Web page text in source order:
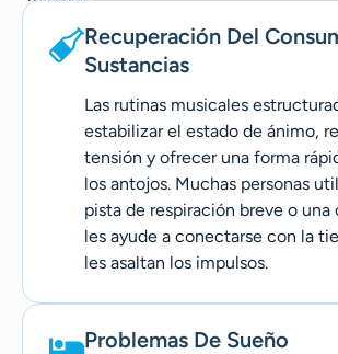
Recuperación Del
Sustancias
Las rutinas musicales
estabilizar el estado de ánimo,
tensión y ofrecer una forma
los antojos. Muchas personas
pista de respiración breve o
les ayude a conectarse con la
les asaltan los impulsos.
Problemas De Sueño